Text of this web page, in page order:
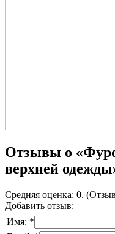
Отзывы о
верхней
Средняя оценка: 0.
Добавить отзыв:
Имя: *